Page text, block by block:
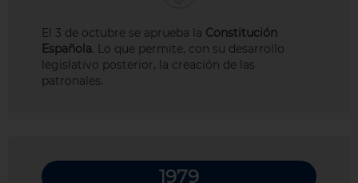
El 3 de octubre se aprueba la Constitución
Española. Lo que permite, con su desarrollo
legislativo posterior, la creación de las
patronales.
1979